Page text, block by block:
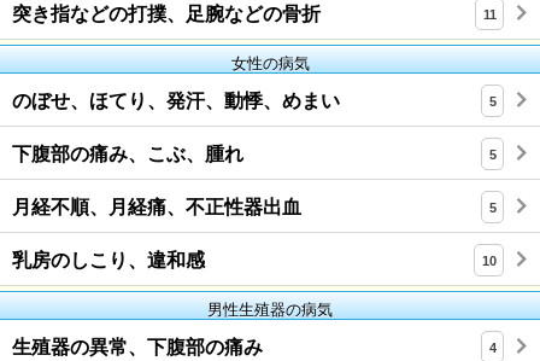
突き指などの打撲、足腕などの骨折 11
女性の病気
のぼせ、ほてり、発汗、動悸、めまい 5
下腹部の痛み、こぶ、腫れ 5
月経不順、月経痛、不正性器出血 5
乳房のしこり、違和感 10
男性生殖器の病気
生殖器の異常、下腹部の痛み 4